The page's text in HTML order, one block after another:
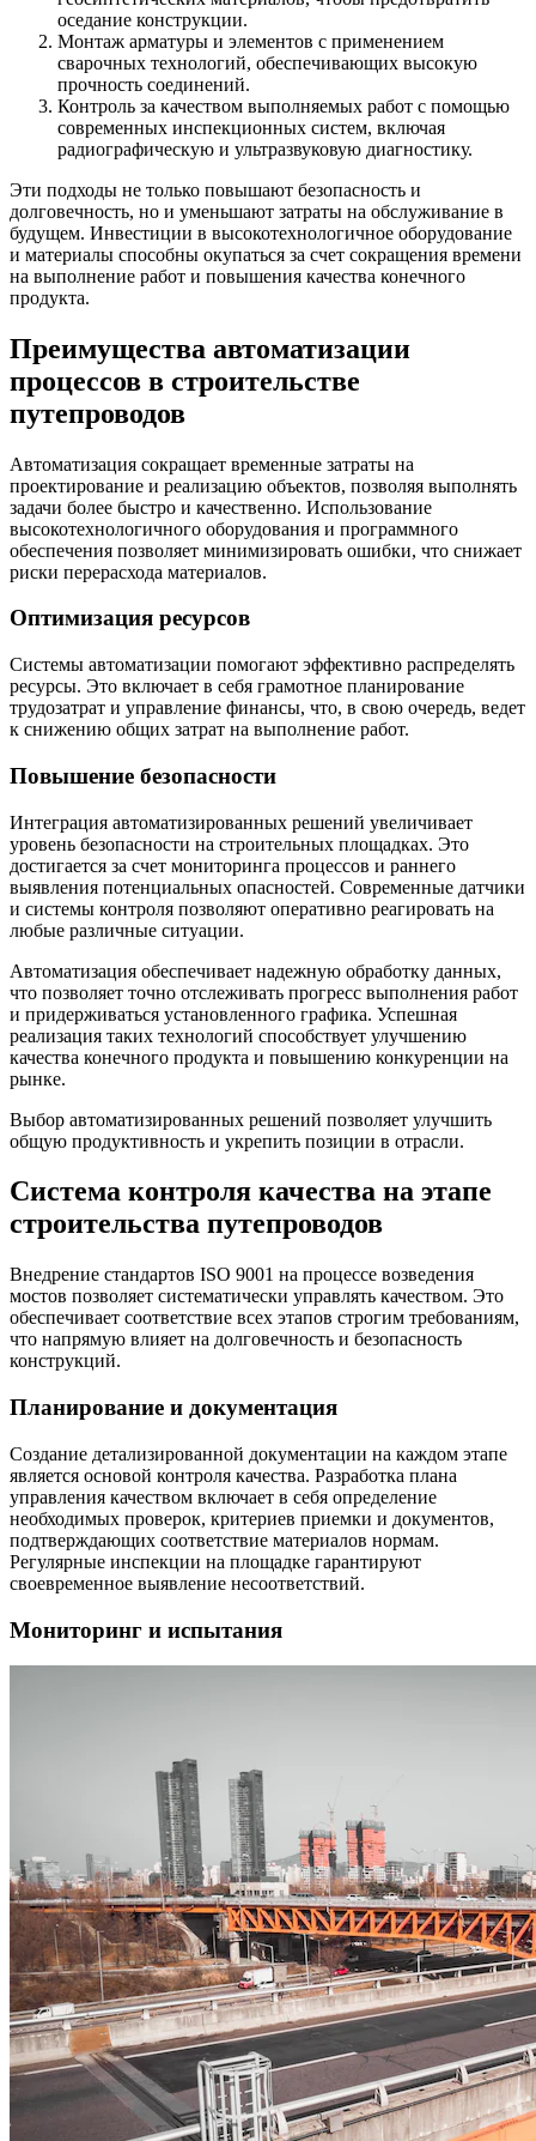
оседание конструкции.
Монтаж арматуры и элементов с применением
сварочных технологий, обеспечивающих высокую
прочность соединений.
Контроль за качеством выполняемых работ с помощью
современных инспекционных систем, включая
радиографическую и ультразвуковую диагностику.
Эти подходы не только повышают безопасность и
долговечность, но и уменьшают затраты на обслуживание в
будущем. Инвестиции в высокотехнологичное оборудование
и материалы способны окупаться за счет сокращения времени
на выполнение работ и повышения качества конечного
продукта.
Преимущества автоматизации
процессов в строительстве
путепроводов
Автоматизация сокращает временные затраты на
проектирование и реализацию объектов, позволяя выполнять
задачи более быстро и качественно. Использование
высокотехнологичного оборудования и программного
обеспечения позволяет минимизировать ошибки, что снижает
риски перерасхода материалов.
Оптимизация ресурсов
Системы автоматизации помогают эффективно распределять
ресурсы. Это включает в себя грамотное планирование
трудозатрат и управление финансы, что, в свою очередь, ведет
к снижению общих затрат на выполнение работ.
Повышение безопасности
Интеграция автоматизированных решений увеличивает
уровень безопасности на строительных площадках. Это
достигается за счет мониторинга процессов и раннего
выявления потенциальных опасностей. Современные датчики
и системы контроля позволяют оперативно реагировать на
любые различные ситуации.
Автоматизация обеспечивает надежную обработку данных,
что позволяет точно отслеживать прогресс выполнения работ
и придерживаться установленного графика. Успешная
реализация таких технологий способствует улучшению
качества конечного продукта и повышению конкуренции на
рынке.
Выбор автоматизированных решений позволяет улучшить
общую продуктивность и укрепить позиции в отрасли.
Система контроля качества на этапе
строительства путепроводов
Внедрение стандартов ISO 9001 на процессе возведения
мостов позволяет систематически управлять качеством. Это
обеспечивает соответствие всех этапов строгим требованиям,
что напрямую влияет на долговечность и безопасность
конструкций.
Планирование и документация
Создание детализированной документации на каждом этапе
является основой контроля качества. Разработка плана
управления качеством включает в себя определение
необходимых проверок, критериев приемки и документов,
подтверждающих соответствие материалов нормам.
Регулярные инспекции на площадке гарантируют
своевременное выявление несоответствий.
Мониторинг и испытания